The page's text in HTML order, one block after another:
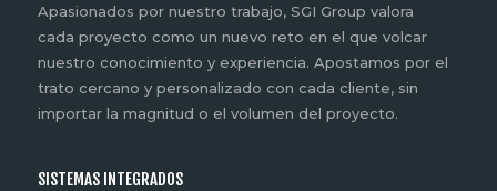
Apasionados por nuestro trabajo, SGI Group valora
cada proyecto como un nuevo reto en el que volcar
nuestro conocimiento y experiencia. Apostamos por el
trato cercano y personalizado con cada cliente, sin
importar la magnitud o el volumen del proyecto.
SISTEMAS INTEGRADOS